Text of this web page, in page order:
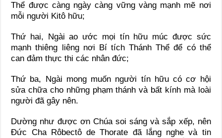
Thể được càng ngày càng vững vàng mạnh mẽ nơi
mỗi người Kitô hữu;
Thứ hai, Ngài ao ước mọi tín hữu múc được sức
mạnh thiêng liêng nơi Bí tích Thánh Thể để có thể
can đảm thực thi các nhân đức;
Thứ ba, Ngài mong muốn người tín hữu có cơ hội
sửa chữa cho những phạm thánh và bất kính mà loài
người đã gây nên.
Dường như được ơn Chúa soi sáng và sắp xếp, nên
Đức Cha Rôbectô de Thorate đã lắng nghe và tin